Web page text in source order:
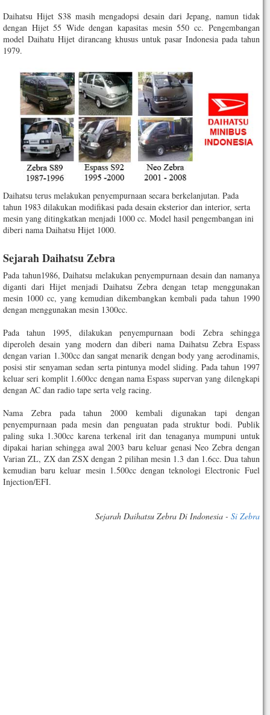
Daihatsu Hijet S38 masih mengadopsi desain dari Jepang, namun tidak
dengan Hijet 55 Wide dengan kapasitas mesin 550 cc. Pengembangan
model Daihatu Hijet dirancang khusus untuk pasar Indonesia pada tahun
1979.
Daihatsu terus melakukan penyempurnaan secara berkelanjutan. Pada
tahun 1983 dilakukan modifikasi pada desain eksterior dan interior, serta
mesin yang ditingkatkan menjadi 1000 cc. Model hasil pengembangan ini
diberi nama Daihatsu Hijet 1000.
Sejarah Daihatsu Zebra
Pada tahun1986, Daihatsu melakukan penyempurnaan desain dan namanya
diganti dari Hijet menjadi Daihatsu Zebra dengan tetap menggunakan
mesin 1000 cc, yang kemudian dikembangkan kembali pada tahun 1990
dengan menggunakan mesin 1300cc.
Pada tahun 1995, dilakukan penyempurnaan bodi Zebra sehingga
diperoleh desain yang modern dan diberi nama Daihatsu Zebra Espass
dengan varian 1.300cc dan sangat menarik dengan body yang aerodinamis,
posisi stir senyaman sedan serta pintunya model sliding. Pada tahun 1997
keluar seri komplit 1.600cc dengan nama Espass supervan yang dilengkapi
dengan AC dan radio tape serta velg racing.
Nama Zebra pada tahun 2000 kembali digunakan tapi dengan
penyempurnaan pada mesin dan penguatan pada struktur bodi. Publik
paling suka 1.300cc karena terkenal irit dan tenaganya mumpuni untuk
dipakai harian sehingga awal 2003 baru keluar genasi Neo Zebra dengan
Varian ZL, ZX dan ZSX dengan 2 pilihan mesin 1.3 dan 1.6cc. Dua tahun
kemudian baru keluar mesin 1.500cc dengan teknologi Electronic Fuel
Injection/EFI.
Sejarah Daihatsu Zebra Di Indonesia - Si Zebra